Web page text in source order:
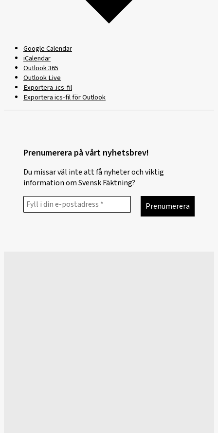
Google Calendar
iCalendar
Outlook 365
Outlook Live
Exportera .ics-fil
Exportera ics-fil för Outlook
Prenumerera på vårt nyhetsbrev!
Du missar väl inte att få nyheter och viktig
information om Svensk Fäktning?